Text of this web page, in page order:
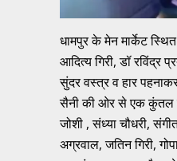
धामपुर के मेन मार्केट
आदित्य गिरी, डॉ रविंद्र
सुंदर वस्त्र व हार
सैनी की ओर से एक कुंतल दो
जोशी , संध्या चौधरी,
अग्रवाल, जतिन गिरी,